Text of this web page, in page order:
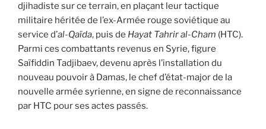
djihadiste sur ce terrain, en plaçant leur tactique
militaire héritée de l’ex-Armée rouge soviétique au
service d’al-Qaïda, puis de Hayat Tahrir al-Cham (HTC).
Parmi ces combattants revenus en Syrie, figure
Saïfiddin Tadjibaev, devenu après l’installation du
nouveau pouvoir à Damas, le chef d’état-major de la
nouvelle armée syrienne, en signe de reconnaissance
par HTC pour ses actes passés.